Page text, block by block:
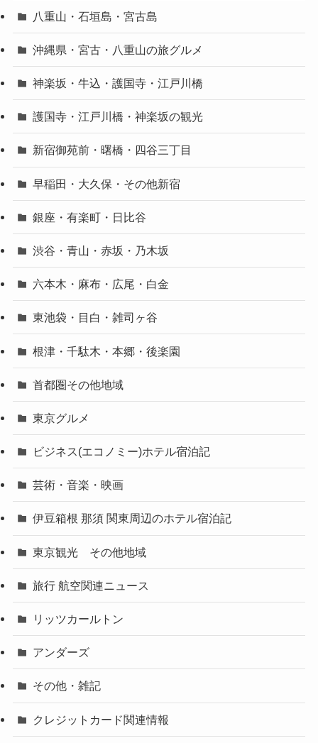
八重山・石垣島・宮古島
沖縄県・宮古・八重山の旅グルメ
神楽坂・牛込・護国寺・江戸川橋
護国寺・江戸川橋・神楽坂の観光
新宿御苑前・曙橋・四谷三丁目
早稲田・大久保・その他新宿
銀座・有楽町・日比谷
渋谷・青山・赤坂・乃木坂
六本木・麻布・広尾・白金
東池袋・目白・雑司ヶ谷
根津・千駄木・本郷・後楽園
首都圏その他地域
東京グルメ
ビジネス(エコノミー)ホテル宿泊記
芸術・音楽・映画
伊豆箱根 那須 関東周辺のホテル宿泊記
東京観光 その他地域
旅行 航空関連ニュース
リッツカールトン
アンダーズ
その他・雑記
クレジットカード関連情報